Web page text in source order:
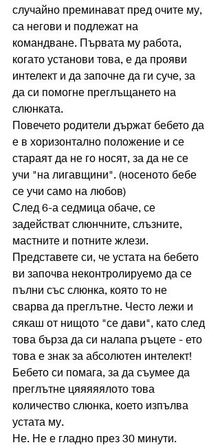
случайно преминават пред очите му,
са негови и подлежат на
командване. Първата му работа,
когато установи това, е да прояви
интелект и да започне да ги суче, за
да си помогне преглъщането на
слюнката.
Повечето родители държат бебето да
е в хоризонтално положение и се
стараят да не го носят, за да не се
учи "на лигавщини". (носеното бебе
се учи само на любов)
След 6-а седмица обаче, се
задействат слюнчните, слъзните,
мастните и потните жлези.
Представете си, че устата на бебето
ви започва неконтролируемо да се
пълни със слюнка, която то не
сварва да преглътне. Често лежи и
сякаш от нищото "се дави", като след
това бърза да си налапа ръцете - ето
това е знак за абсолютен интелект!
Бебето си помага, за да съумее да
преглътне цяяяяялото това
количество слюнка, което изпълва
устата му.
Не. Не е гладно през 30 минути.